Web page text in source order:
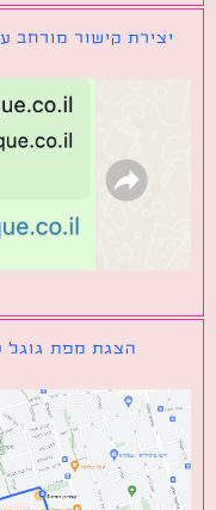
קישור מורחב עם
הצגת מפת גוגל עם